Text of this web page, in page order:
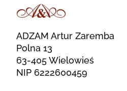
ADZAM Artur Zaremba
Polna 13
63-405 Wielowieś
NIP 6222600459